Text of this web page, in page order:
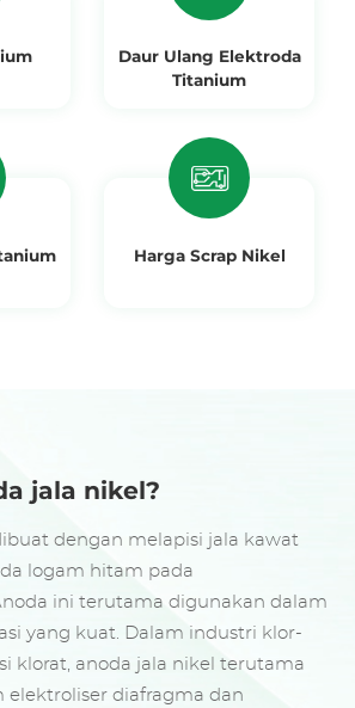
Daur Ulang Elektroda
Titanium
Harga Scrap Nikel
jala nikel?
dengan melapisi jala kawat
logam hitam pada
ini terutama digunakan dalam
yang kuat. Dalam industri klor-
klorat, anoda jala nikel terutama
diafragma dan